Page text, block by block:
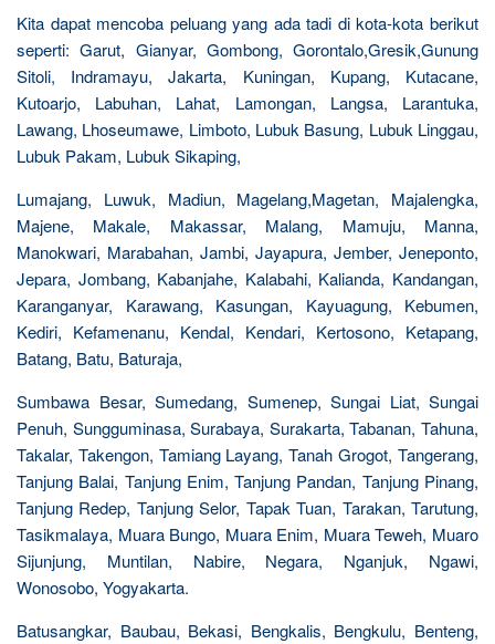
Kita dapat mencoba peluang yang ada tadi di kota-kota berikut
seperti: Garut, Gianyar, Gombong, Gorontalo,Gresik,Gunung
Sitoli, Indramayu, Jakarta, Kuningan, Kupang, Kutacane,
Kutoarjo, Labuhan, Lahat, Lamongan, Langsa, Larantuka,
Lawang, Lhoseumawe, Limboto, Lubuk Basung, Lubuk Linggau,
Lubuk Pakam, Lubuk Sikaping,
Lumajang, Luwuk, Madiun, Magelang,Magetan, Majalengka,
Majene, Makale, Makassar, Malang, Mamuju, Manna,
Manokwari, Marabahan, Jambi, Jayapura, Jember, Jeneponto,
Jepara, Jombang, Kabanjahe, Kalabahi, Kalianda, Kandangan,
Karanganyar, Karawang, Kasungan, Kayuagung, Kebumen,
Kediri, Kefamenanu, Kendal, Kendari, Kertosono, Ketapang,
Batang, Batu, Baturaja,
Sumbawa Besar, Sumedang, Sumenep, Sungai Liat, Sungai
Penuh, Sungguminasa, Surabaya, Surakarta, Tabanan, Tahuna,
Takalar, Takengon, Tamiang Layang, Tanah Grogot, Tangerang,
Tanjung Balai, Tanjung Enim, Tanjung Pandan, Tanjung Pinang,
Tanjung Redep, Tanjung Selor, Tapak Tuan, Tarakan, Tarutung,
Tasikmalaya, Muara Bungo, Muara Enim, Muara Teweh, Muaro
Sijunjung, Muntilan, Nabire, Negara, Nganjuk, Ngawi,
Wonosobo, Yogyakarta.
Batusangkar, Baubau, Bekasi, Bengkalis, Bengkulu, Benteng,